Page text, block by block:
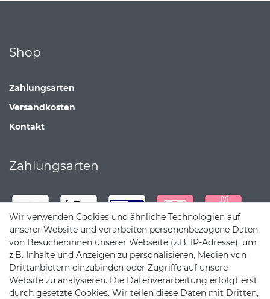
Shop
Zahlungsarten
Versandkosten
Kontakt
Zahlungsarten
Wir verwenden Cookies und ähnliche Technologien auf
unserer Website und verarbeiten personenbezogene Daten
von Besucher:innen unserer Webseite (z.B. IP-Adresse), um
z.B. Inhalte und Anzeigen zu personalisieren, Medien von
Drittanbietern einzubinden oder Zugriffe auf unsere
Website zu analysieren. Die Datenverarbeitung erfolgt erst
durch gesetzte Cookies. Wir teilen diese Daten mit Dritten,